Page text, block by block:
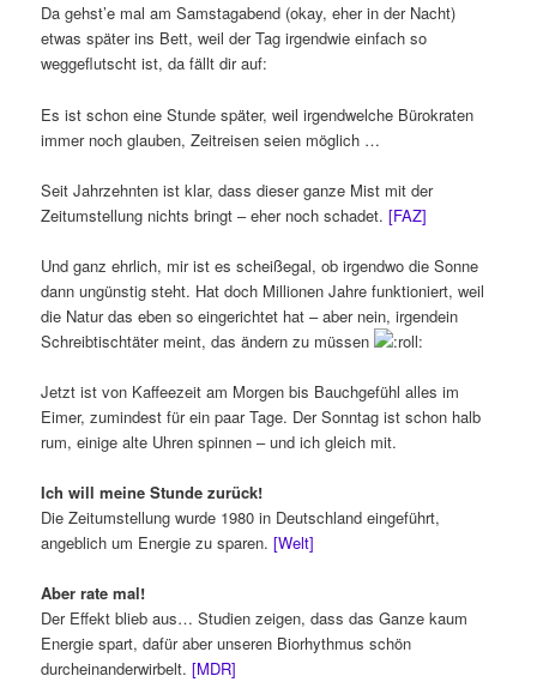
Da gehst’e mal am Samstagabend (okay, eher in der Nacht)
etwas später ins Bett, weil der Tag irgendwie einfach so
weggeflutscht ist, da fällt dir auf:
Es ist schon eine Stunde später, weil irgendwelche Bürokraten
immer noch glauben, Zeitreisen seien möglich …
Seit Jahrzehnten ist klar, dass dieser ganze Mist mit der
Zeitumstellung nichts bringt – eher noch schadet.[FAZ]
Und ganz ehrlich, mir ist es scheißegal, ob irgendwo die Sonne
dann ungünstig steht. Hat doch Millionen Jahre funktioniert, weil
die Natur das eben so eingerichtet hat – aber nein, irgendein
Schreibtischtäter meint, das ändern zu müssen
Jetzt ist von Kaffeezeit am Morgen bis Bauchgefühl alles im
Eimer, zumindest für ein paar Tage. Der Sonntag ist schon halb
rum, einige alte Uhren spinnen – und ich gleich mit.
Ich will meine Stunde zurück!
Die Zeitumstellung wurde 1980 in Deutschland eingeführt,
angeblich um Energie zu sparen.[Welt]
Aber rate mal!
Der Effekt blieb aus… Studien zeigen, dass das Ganze kaum
Energie spart, dafür aber unseren Biorhythmus schön
durcheinanderwirbelt.[MDR]